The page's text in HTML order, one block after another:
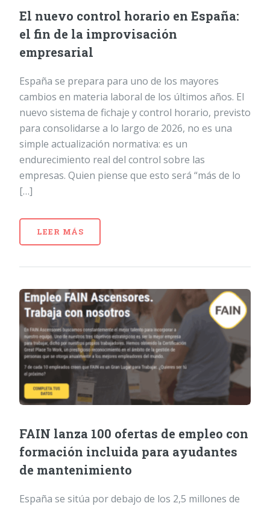
El nuevo control horario en España:
el fin de la improvisación
empresarial
España se prepara para uno de los mayores
cambios en materia laboral de los últimos años. El
nuevo sistema de fichaje y control horario, previsto
para consolidarse a lo largo de 2026, no es una
simple actualización normativa: es un
endurecimiento real del control sobre las
empresas. Quien piense que esto será “más de lo
[…]
LEER MÁS
FAIN lanza 100 ofertas de empleo con
formación incluida para ayudantes
de mantenimiento
España se sitúa por debajo de los 2,5 millones de